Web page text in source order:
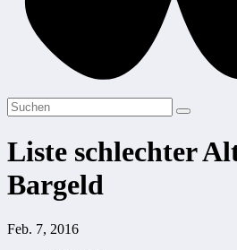
Liste schlechter
Bargeld
Feb. 7, 2016